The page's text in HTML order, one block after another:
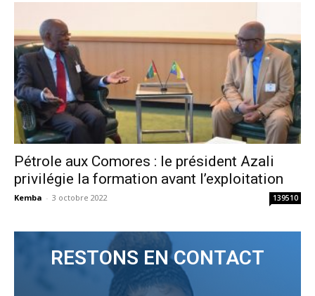
Pétrole aux Comores : le président Azali
privilégie la formation avant l’exploitation
Kemba - 3 octobre 2022 139510
RESTONS EN CONTACT